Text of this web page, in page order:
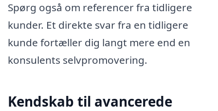
Spørg også om referencer fra tidligere
kunder. Et direkte svar fra en tidligere
kunde fortæller dig langt mere end en
konsulents selvpromovering.
Kendskab til avancerede